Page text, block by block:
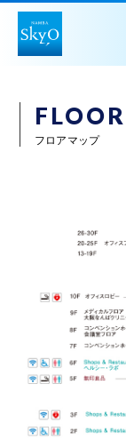
フロアマップ